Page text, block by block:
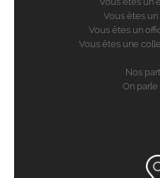
Vous êtes un
Vous êtes un
Vous êtes une
Nos
On